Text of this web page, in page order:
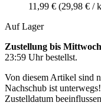
11,99 € (29,98 € /
Auf Lager
Zustellung bis
23:59 Uhrbestellst.
Von diesem Artikel sind
Nachschub ist
Zustelldatum